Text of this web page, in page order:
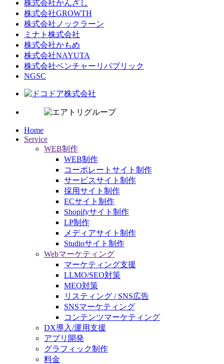
株式会社かんざし
株式会社GROWTH
株式会社ノックラーン
ミナト株式会社
株式会社かもめ
株式会社NAYUTA
株式会社ベンチャーリパブリック
NGSC
Home
Service
WEB制作
WEB制作
コーポレートサイト制作
サービスサイト制作
採用サイト制作
ECサイト制作
Shopifyサイト制作
LP制作
メディアサイト制作
Studioサイト制作
Webマーケティング
マーケティング支援
LLMO/SEO対策
MEO対策
リスティング / SNS広告
SNSマーケティング
コンテンツマーケティング
DX導入/運用支援
アプリ開発
グラフィック制作
料金